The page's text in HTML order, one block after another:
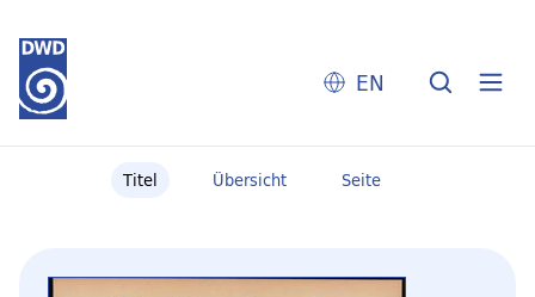
EN
Titel Übersicht Seite